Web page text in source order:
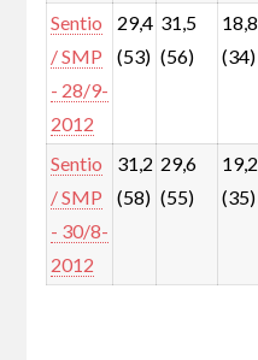
Sentio
/ SMP
- 28/9-
2012
29,4
(53)
31,5
(56)
18,8
(34)
Sentio
/ SMP
- 30/8-
2012
31,2
(58)
29,6
(55)
19,2
(35)